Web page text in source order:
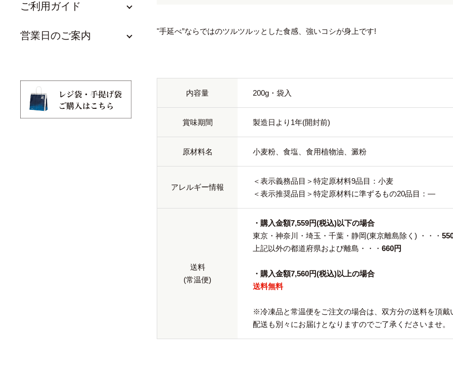
ご利用ガイド
営業日のご案内 "手延べ”ならではのツルツルッとした食感、強いコシが身上です!
内容量 200g・袋入
賞味期間 製造日より1年(開封前)
原材料名 小麦粉、食塩、食用植物油、澱粉
アレルギー情報
＜表示義務品目＞特定原材料9品目：小麦
＜表示推奨品目＞特定原材料に準ずるもの20品目：―
送料
(常温便)
・購入金額7,559円(税込)以下の場合
東京・神奈川・埼玉・千葉・静岡(東京離島除く) ・・・
上記以外の都道府県および離島・・・ 660円
・購入金額7,560円(税込)以上の場合
送料無料
※冷凍品と常温便をご注文の場合は、双方分の送料を頂戴
配送も別々にお届けとなりますのでご了承くださいませ。